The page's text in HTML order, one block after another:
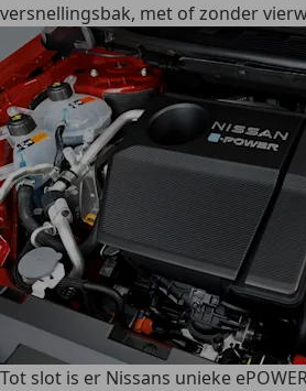
versnellingsbak, met of zonder
Tot slot is er Nissans unieke